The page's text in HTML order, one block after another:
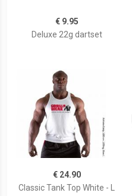
€ 9.95
Deluxe 22g dartset
€ 24.90
Classic Tank Top White - L